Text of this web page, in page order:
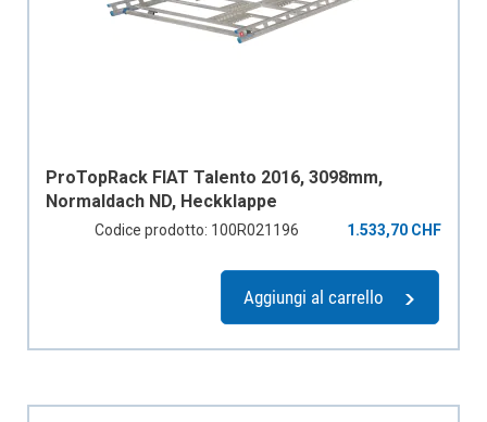
ProTopRack FIAT Talento 2016, 3098mm,
Normaldach ND, Heckklappe
Codice prodotto: 100R021196 1.533,70 CHF
Aggiungi al carrello